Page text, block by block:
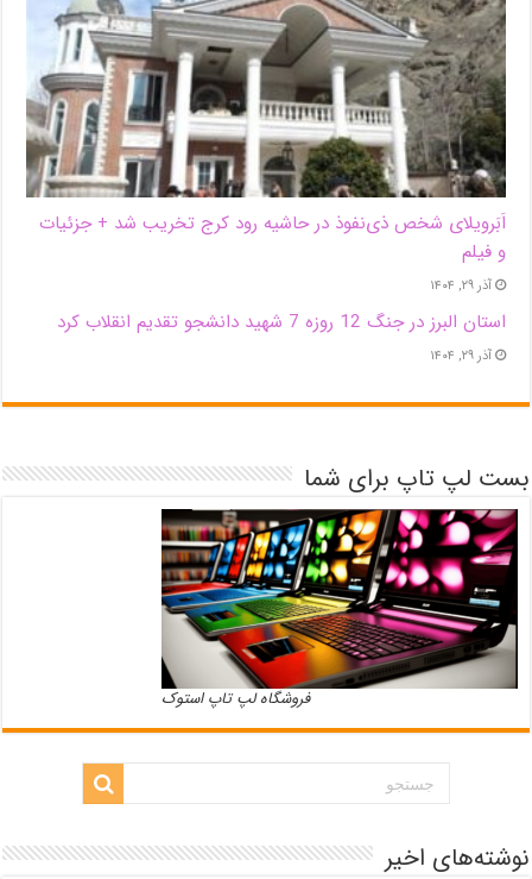
اَبَر‌ویلای شخص ذی‌نفوذ در حاشیه‌ رود کرج تخریب شد + جزئیات
و فیلم
آذر ۲۹, ۱۴۰۴
استان البرز در جنگ 12 روزه 7 شهید دانشجو تقدیم انقلاب کرد
آذر ۲۹, ۱۴۰۴
بست لپ تاپ برای شما
فروشگاه لپ تاپ استوک
نوشته‌های اخیر